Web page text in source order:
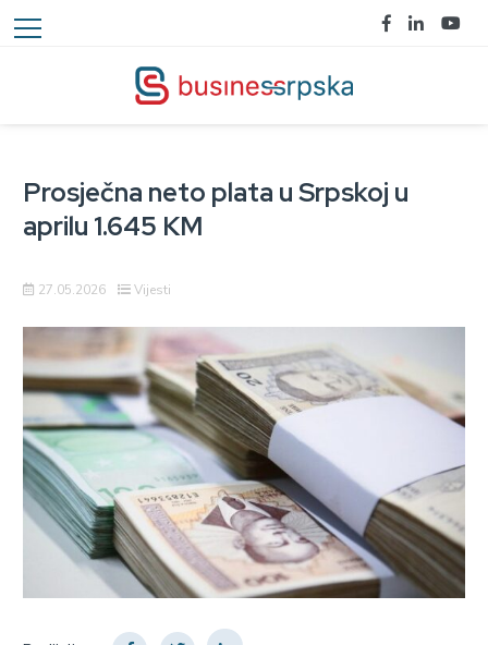
Prosječna neto plata u Srpskoj u
aprilu 1.645 KM
27.05.2026 Vijesti